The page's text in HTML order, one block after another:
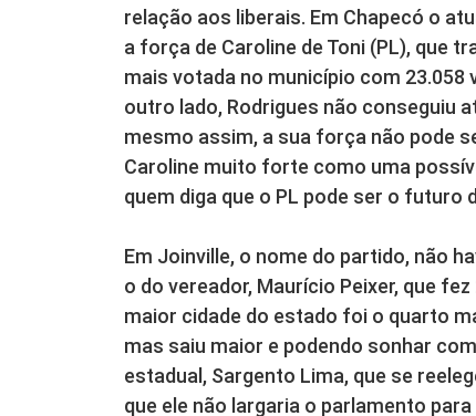
relação aos liberais. Em Chapecó o
a força de Caroline de Toni (PL), que
mais votada no município com
outro lado, Rodrigues não conseguiu
mesmo assim, a sua força não pode
Caroline muito forte como uma
quem diga que o PL pode ser o futuro
Em Joinville, o nome do partido, não
o do vereador, Maurício Peixer, que
maior cidade do estado foi o quarto
mas saiu maior e podendo sonhar
estadual, Sargento Lima, que se
que ele não largaria o parlamento